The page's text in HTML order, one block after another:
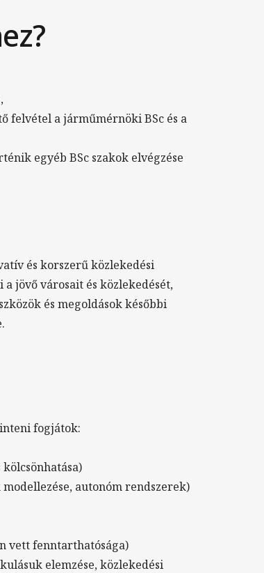
felvétel a járműmérnöki BSc és a
egyéb BSc szakok elvégzése
és korszerű közlekedési
jövő városait és közlekedését,
és megoldások későbbi
fogjátok:
autonóm rendszerek)
vett fenntarthatósága)
elemzése, közlekedési